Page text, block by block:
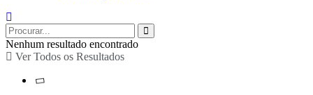
Nenhum resultado encontrado
Ver Todos os Resultados